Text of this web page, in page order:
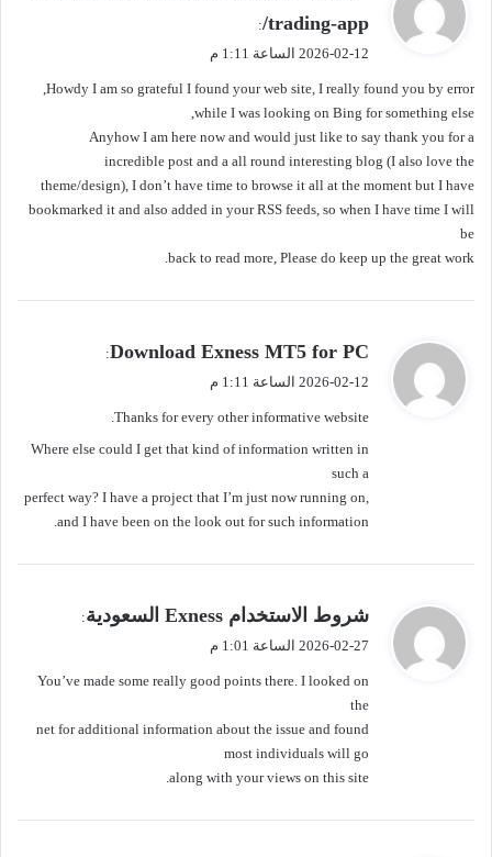
و
ل
trading-app/
:
2026-02-12 الساعة 1:11 م
Howdy I am so grateful I found your web site, I really found you by error,
while I was looking on Bing for something else,
Anyhow I am here now and would just like to say thank you for a
incredible post and a all round interesting blog (I also love the
theme/design), I don’t have time to browse it all at the moment but I have
bookmarked it and also added in your RSS feeds, so when I have time I will
be
back to read more, Please do keep up the great work.
ي
ل
Download Exness MT5 for PC
:
2026-02-12 الساعة 1:11 م
Thanks for every other informative website.
Where else could I get that kind of information written in
such a
perfect way? I have a project that I’m just now running on,
and I have been on the look out for such information.
ي
ل
شروط الاستخدام Exness السعودية
:
2026-02-27 الساعة 1:01 م
You’ve made some really good points there. I looked on
the
net for additional information about the issue and found
most individuals will go
along with your views on this site.